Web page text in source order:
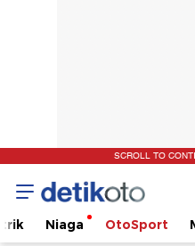
SCROLL TO
Niaga OtoSport